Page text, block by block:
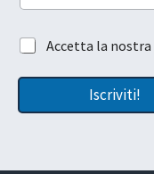
t
u
l
a
A
c
t
Accetta la nostra
Iscriviti!